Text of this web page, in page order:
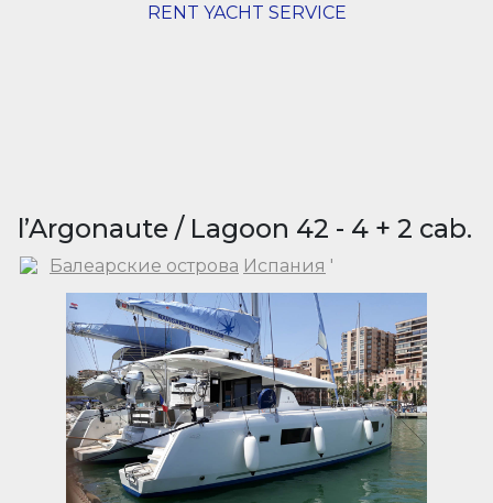
RENT YACHT SERVICE
l’Argonaute / Lagoon 42 - 4 + 2 cab.
Балеарские острова Испания '